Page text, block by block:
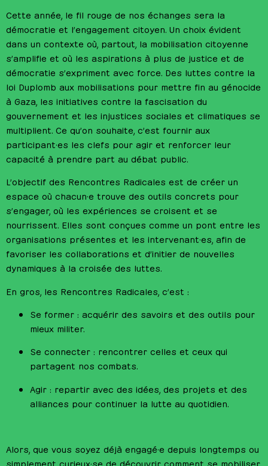
Cette année, le fil rouge de nos échanges sera la
démocratie et l’engagement citoyen. Un choix évident
dans un contexte où, partout, la mobilisation citoyenne
s’amplifie et où les aspirations à plus de justice et de
démocratie s’expriment avec force. Des luttes contre la
loi Duplomb aux mobilisations pour mettre fin au génocide
à Gaza, les initiatives contre la fascisation du
gouvernement et les injustices sociales et climatiques se
multiplient. Ce qu’on souhaite, c’est fournir aux
participant·es les clefs pour agir et renforcer leur
capacité à prendre part au débat public.
L’objectif des Rencontres Radicales est de créer un
espace où chacun·e trouve des outils concrets pour
s’engager, où les expériences se croisent et se
nourrissent. Elles sont conçues comme un pont entre les
organisations présentes et les intervenant·es, afin de
favoriser les collaborations et d’initier de nouvelles
dynamiques à la croisée des luttes.
En gros, les Rencontres Radicales, c’est :
Se former : acquérir des savoirs et des outils pour
mieux militer.
Se connecter : rencontrer celles et ceux qui
partagent nos combats.
Agir : repartir avec des idées, des projets et des
alliances pour continuer la lutte au quotidien.
Alors, que vous soyez déjà engagé·e depuis longtemps ou
simplement curieux·se de découvrir comment se mobiliser,